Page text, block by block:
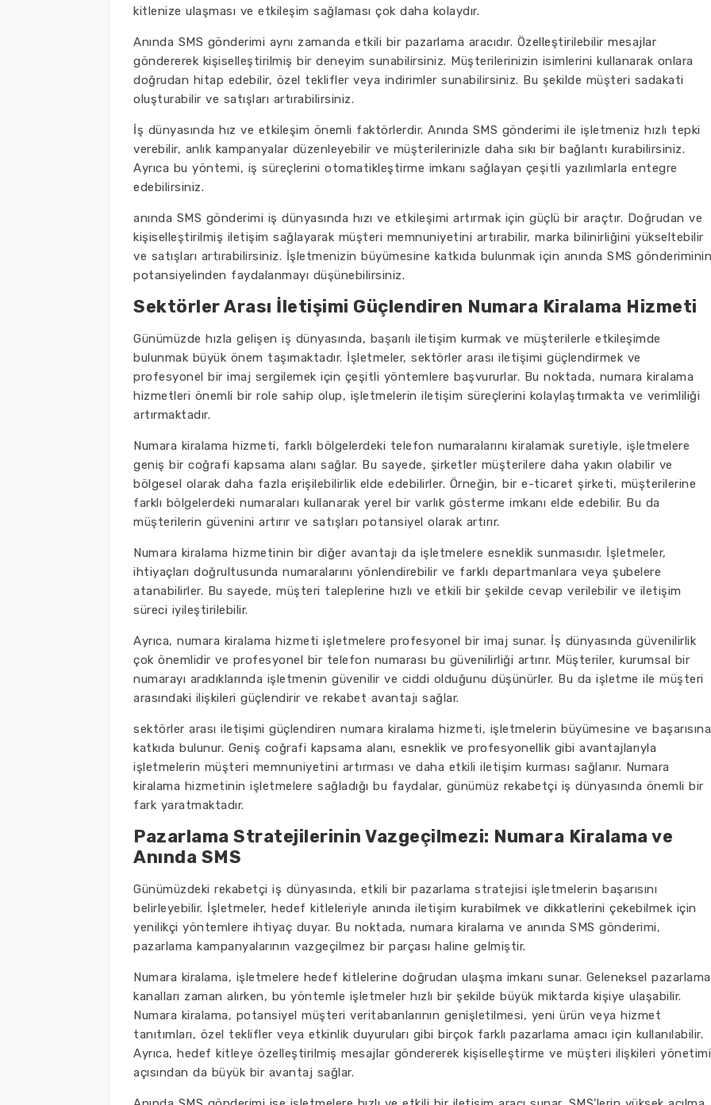
kitlenize ulaşması ve etkileşim sağlaması çok daha kolaydır.
Anında SMS gönderimi aynı zamanda etkili bir pazarlama aracıdır. Özelleştirilebilir mesajlar
göndererek kişiselleştirilmiş bir deneyim sunabilirsiniz. Müşterilerinizin isimlerini kullanarak onlara
doğrudan hitap edebilir, özel teklifler veya indirimler sunabilirsiniz. Bu şekilde müşteri sadakati
oluşturabilir ve satışları artırabilirsiniz.
İş dünyasında hız ve etkileşim önemli faktörlerdir. Anında SMS gönderimi ile işletmeniz hızlı tepki
verebilir, anlık kampanyalar düzenleyebilir ve müşterilerinizle daha sıkı bir bağlantı kurabilirsiniz.
Ayrıca bu yöntemi, iş süreçlerini otomatikleştirme imkanı sağlayan çeşitli yazılımlarla entegre
edebilirsiniz.
anında SMS gönderimi iş dünyasında hızı ve etkileşimi artırmak için güçlü bir araçtır. Doğrudan ve
kişiselleştirilmiş iletişim sağlayarak müşteri memnuniyetini artırabilir, marka bilinirliğini yükseltebilir
ve satışları artırabilirsiniz. İşletmenizin büyümesine katkıda bulunmak için anında SMS gönderiminin
potansiyelinden faydalanmayı düşünebilirsiniz.
Sektörler Arası İletişimi Güçlendiren Numara Kiralama Hizmeti
Günümüzde hızla gelişen iş dünyasında, başarılı iletişim kurmak ve müşterilerle etkileşimde
bulunmak büyük önem taşımaktadır. İşletmeler, sektörler arası iletişimi güçlendirmek ve
profesyonel bir imaj sergilemek için çeşitli yöntemlere başvururlar. Bu noktada, numara kiralama
hizmetleri önemli bir role sahip olup, işletmelerin iletişim süreçlerini kolaylaştırmakta ve verimliliği
artırmaktadır.
Numara kiralama hizmeti, farklı bölgelerdeki telefon numaralarını kiralamak suretiyle, işletmelere
geniş bir coğrafi kapsama alanı sağlar. Bu sayede, şirketler müşterilere daha yakın olabilir ve
bölgesel olarak daha fazla erişilebilirlik elde edebilirler. Örneğin, bir e-ticaret şirketi, müşterilerine
farklı bölgelerdeki numaraları kullanarak yerel bir varlık gösterme imkanı elde edebilir. Bu da
müşterilerin güvenini artırır ve satışları potansiyel olarak artırır.
Numara kiralama hizmetinin bir diğer avantajı da işletmelere esneklik sunmasıdır. İşletmeler,
ihtiyaçları doğrultusunda numaralarını yönlendirebilir ve farklı departmanlara veya şubelere
atanabilirler. Bu sayede, müşteri taleplerine hızlı ve etkili bir şekilde cevap verilebilir ve iletişim
süreci iyileştirilebilir.
Ayrıca, numara kiralama hizmeti işletmelere profesyonel bir imaj sunar. İş dünyasında güvenilirlik
çok önemlidir ve profesyonel bir telefon numarası bu güvenilirliği artırır. Müşteriler, kurumsal bir
numarayı aradıklarında işletmenin güvenilir ve ciddi olduğunu düşünürler. Bu da işletme ile müşteri
arasındaki ilişkileri güçlendirir ve rekabet avantajı sağlar.
sektörler arası iletişimi güçlendiren numara kiralama hizmeti, işletmelerin büyümesine ve başarısına
katkıda bulunur. Geniş coğrafi kapsama alanı, esneklik ve profesyonellik gibi avantajlarıyla
işletmelerin müşteri memnuniyetini artırması ve daha etkili iletişim kurması sağlanır. Numara
kiralama hizmetinin işletmelere sağladığı bu faydalar, günümüz rekabetçi iş dünyasında önemli bir
fark yaratmaktadır.
Pazarlama Stratejilerinin Vazgeçilmezi: Numara Kiralama ve
Anında SMS
Günümüzdeki rekabetçi iş dünyasında, etkili bir pazarlama stratejisi işletmelerin başarısını
belirleyebilir. İşletmeler, hedef kitleleriyle anında iletişim kurabilmek ve dikkatlerini çekebilmek için
yenilikçi yöntemlere ihtiyaç duyar. Bu noktada, numara kiralama ve anında SMS gönderimi,
pazarlama kampanyalarının vazgeçilmez bir parçası haline gelmiştir.
Numara kiralama, işletmelere hedef kitlelerine doğrudan ulaşma imkanı sunar. Geleneksel pazarlama
kanalları zaman alırken, bu yöntemle işletmeler hızlı bir şekilde büyük miktarda kişiye ulaşabilir.
Numara kiralama, potansiyel müşteri veritabanlarının genişletilmesi, yeni ürün veya hizmet
tanıtımları, özel teklifler veya etkinlik duyuruları gibi birçok farklı pazarlama amacı için kullanılabilir.
Ayrıca, hedef kitleye özelleştirilmiş mesajlar göndererek kişiselleştirme ve müşteri ilişkileri yönetimi
açısından da büyük bir avantaj sağlar.